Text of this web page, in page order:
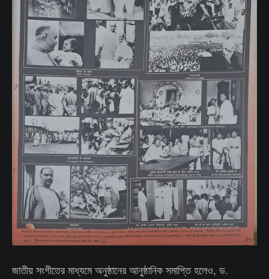
জাতীয় সংগীতের মাধ্যমে অনুষ্ঠানের আনুষ্ঠানিক সমাপ্তি হলেও, ড.